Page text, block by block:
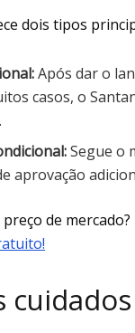
dois tipos
Após dar o
casos, o
Segue o
aprovação
de